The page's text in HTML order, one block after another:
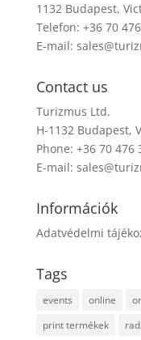
1132 Budapest,
Telefon: +36 70
E-mail:
Contact us
Turizmus Ltd.
H-1132 Budapest,
Phone: +36 70 476
E-mail:
Információk
Adatvédelmi
Tags
events online
print termékek